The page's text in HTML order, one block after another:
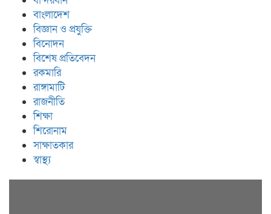
বাংলাদেশ
বিজ্ঞান ও প্রযুক্তি
বিনোদন
বিশেষ প্রতিবেদন
রকমারি
রাঙ্গামাটি
রাজনীতি
শিক্ষা
শিরোনাম
সাক্ষাতকার
স্বাস্থ্য